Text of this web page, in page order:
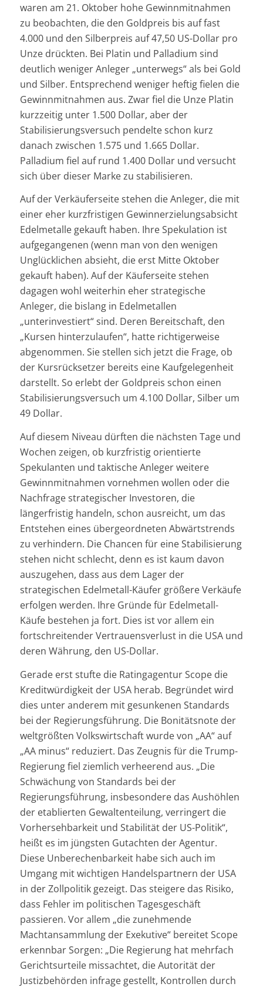
waren am 21. Oktober hohe Gewinnmitnahmen
zu beobachten, die den Goldpreis bis auf fast
4.000 und den Silberpreis auf 47,50 US-Dollar pro
Unze drückten. Bei Platin und Palladium sind
deutlich weniger Anleger „unterwegs“ als bei Gold
und Silber. Entsprechend weniger heftig fielen die
Gewinnmitnahmen aus. Zwar fiel die Unze Platin
kurzzeitig unter 1.500 Dollar, aber der
Stabilisierungsversuch pendelte schon kurz
danach zwischen 1.575 und 1.665 Dollar.
Palladium fiel auf rund 1.400 Dollar und versucht
sich über dieser Marke zu stabilisieren.
Auf der Verkäuferseite stehen die Anleger, die mit
einer eher kurzfristigen Gewinnerzielungsabsicht
Edelmetalle gekauft haben. Ihre Spekulation ist
aufgegangenen (wenn man von den wenigen
Unglücklichen absieht, die erst Mitte Oktober
gekauft haben). Auf der Käuferseite stehen
dagagen wohl weiterhin eher strategische
Anleger, die bislang in Edelmetallen
„unterinvestiert“ sind. Deren Bereitschaft, den
„Kursen hinterzulaufen“, hatte richtigerweise
abgenommen. Sie stellen sich jetzt die Frage, ob
der Kursrücksetzer bereits eine Kaufgelegenheit
darstellt. So erlebt der Goldpreis schon einen
Stabilisierungsversuch um 4.100 Dollar, Silber um
49 Dollar.
Auf diesem Niveau dürften die nächsten Tage und
Wochen zeigen, ob kurzfristig orientierte
Spekulanten und taktische Anleger weitere
Gewinnmitnahmen vornehmen wollen oder die
Nachfrage strategischer Investoren, die
längerfristig handeln, schon ausreicht, um das
Entstehen eines übergeordneten Abwärtstrends
zu verhindern. Die Chancen für eine Stabilisierung
stehen nicht schlecht, denn es ist kaum davon
auszugehen, dass aus dem Lager der
strategischen Edelmetall-Käufer größere Verkäufe
erfolgen werden. Ihre Gründe für Edelmetall-
Käufe bestehen ja fort. Dies ist vor allem ein
fortschreitender Vertrauensverlust in die USA und
deren Währung, den US-Dollar.
Gerade erst stufte die Ratingagentur Scope die
Kreditwürdigkeit der USA herab. Begründet wird
dies unter anderem mit gesunkenen Standards
bei der Regierungsführung. Die Bonitätsnote der
weltgrößten Volkswirtschaft wurde von „AA“ auf
„AA minus“ reduziert. Das Zeugnis für die Trump-
Regierung fiel ziemlich verheerend aus. „Die
Schwächung von Standards bei der
Regierungsführung, insbesondere das Aushöhlen
der etablierten Gewaltenteilung, verringert die
Vorhersehbarkeit und Stabilität der US-Politik“,
heißt es im jüngsten Gutachten der Agentur.
Diese Unberechenbarkeit habe sich auch im
Umgang mit wichtigen Handelspartnern der USA
in der Zollpolitik gezeigt. Das steigere das Risiko,
dass Fehler im politischen Tagesgeschäft
passieren. Vor allem „die zunehmende
Machtansammlung der Exekutive“ bereitet Scope
erkennbar Sorgen: „Die Regierung hat mehrfach
Gerichtsurteile missachtet, die Autorität der
Justizbehörden infrage gestellt, Kontrollen durch